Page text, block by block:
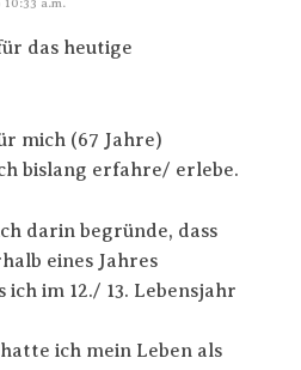
das heutige
mich (67 Jahre)
bislang erfahre/ erlebe.
darin begründe, dass
eines Jahres
im 12./ 13. Lebensjahr
ich mein Leben als